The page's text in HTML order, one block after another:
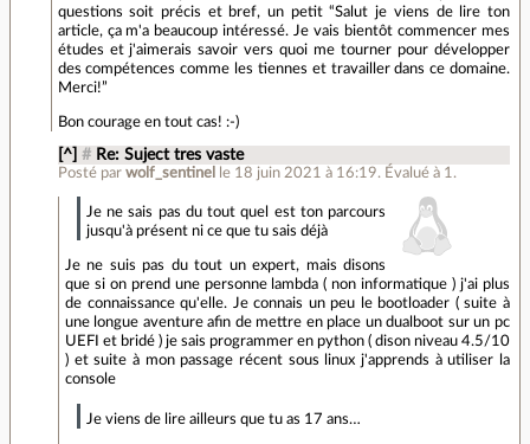
questions soit précis et bref, un petit “Salut je viens de lire ton
article, ça m'a beaucoup intéressé. Je vais bientôt commencer mes
études et j'aimerais savoir vers quoi me tourner pour développer
des compétences comme les tiennes et travailler dans ce domaine.
Merci!”
Bon courage en tout cas! :-)
[^] # Re: Suject tres vaste
Posté par wolf_sentinel le 18 juin 2021 à 16:19. Évalué à 1 .
Je ne sais pas du tout quel est ton parcours
jusqu'à présent ni ce que tu sais déjà
Je ne suis pas du tout un expert, mais disons
que si on prend une personne lambda ( non informatique ) j'ai plus
de connaissance qu'elle. Je connais un peu le bootloader ( suite à
une longue aventure afin de mettre en place un dualboot sur un pc
UEFI et bridé ) je sais programmer en python ( dison niveau 4.5/10
) et suite à mon passage récent sous linux j'apprends à utiliser la
console
Je viens de lire ailleurs que tu as 17 ans…